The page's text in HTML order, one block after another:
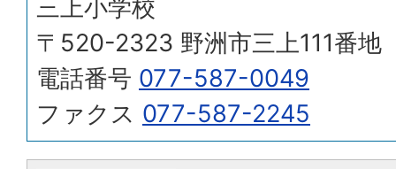
三上小学校
〒520-2323 野洲市三上111番地
電話番号 077-587-0049
ファクス 077-587-2245